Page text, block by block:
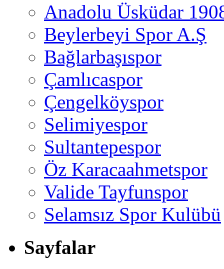
Anadolu Üsküdar
Beylerbeyi Spor A.Ş
Bağlarbaşıspor
Çamlıcaspor
Çengelköyspor
Selimiyespor
Sultantepespor
Öz Karacaahmetspor
Valide Tayfunspor
Selamsız Spor Kulübü
Sayfalar